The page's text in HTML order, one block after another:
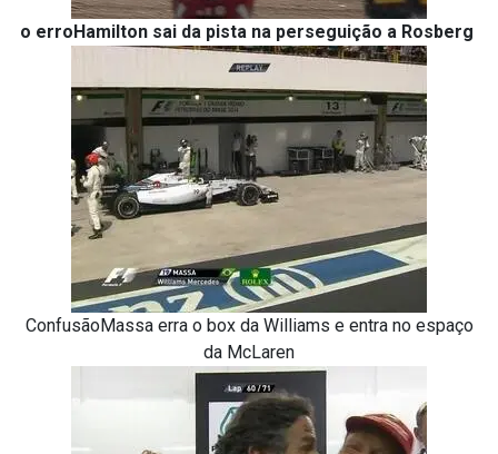
o erroHamilton sai da pista na perseguição a Rosberg
ConfusãoMassa erra o box da Williams e entra no espaço
da McLaren